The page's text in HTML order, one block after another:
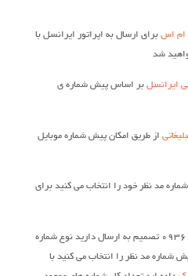
اسبرای ارسال به اپراتور ایرانسل با
شد
بر اساس پیش شماره ی
از طریق امکان پیش شماره موبایل
مد نظر خود را انتخاب می کنید برای
در ارسال اولیه برای شماره ی ۰۹۳۶ تصمیم به ارسال دارید نوع شماره
مد نظر را انتخاب می کنید با